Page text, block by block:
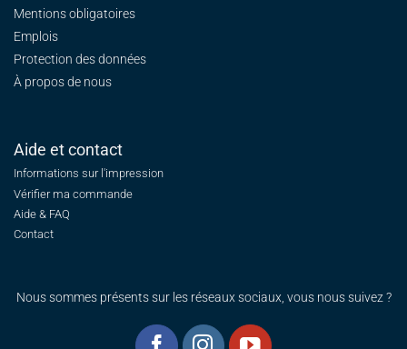
Mentions obligatoires
Emplois
Protection des données
À propos de nous
Aide et contact
Informations sur l'impression
Vérifier ma commande
Aide & FAQ
Contact
Nous sommes présents sur les réseaux sociaux, vous nous suivez ?